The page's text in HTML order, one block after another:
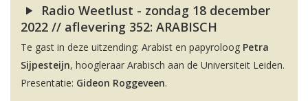
Radio Weetlust - zondag 18 december
2022 // aflevering 352: ARABISCH
Te gast in deze uitzending: Arabist en papyroloog Petra
Sijpesteijn, hoogleraar Arabisch aan de Universiteit Leiden.
Presentatie: Gideon Roggeveen.